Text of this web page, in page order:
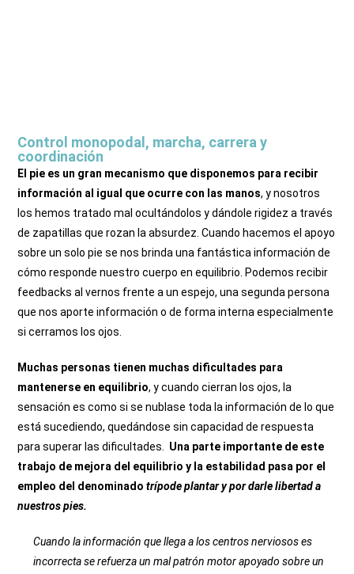
Control monopodal, marcha, carrera y
coordinación
El pie es un gran mecanismo que disponemos para recibir
información al igual que ocurre con las manos, y nosotros
los hemos tratado mal ocultándolos y dándole rigidez a través
de zapatillas que rozan la absurdez. Cuando hacemos el apoyo
sobre un solo pie se nos brinda una fantástica información de
cómo responde nuestro cuerpo en equilibrio. Podemos recibir
feedbacks al vernos frente a un espejo, una segunda persona
que nos aporte información o de forma interna especialmente
si cerramos los ojos.
Muchas personas tienen muchas dificultades para
mantenerse en equilibrio, y cuando cierran los ojos, la
sensación es como si se nublase toda la información de lo que
está sucediendo, quedándose sin capacidad de respuesta
para superar las dificultades.
Una parte importante de este
trabajo de mejora del equilibrio y la estabilidad pasa por el
empleo del denominado trípode plantar y por darle libertad a
nuestros pies.
Cuando la información que llega a los centros nerviosos es
incorrecta se refuerza un mal patrón motor apoyado sobre un